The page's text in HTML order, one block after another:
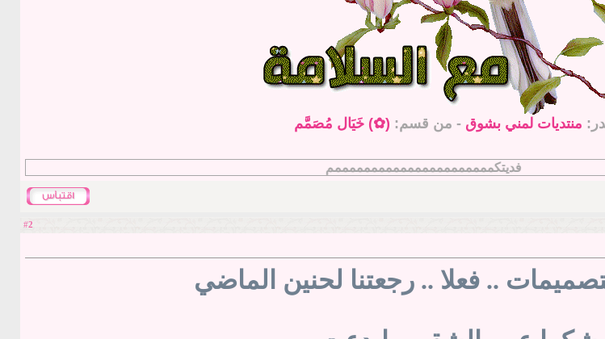
منتديات لمني بشوق - من قسم: (✿) خَيَال مُصَمَّم
فديتكممممممممممممممممممممممم
2
.. فعلا .. رجعتنا لحنين الماضي